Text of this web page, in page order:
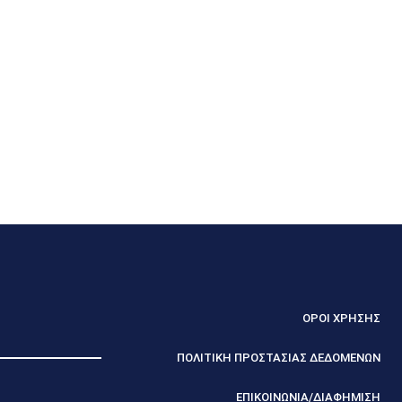
ΟΡΟΙ ΧΡΗΣΗΣ
ΠΟΛΙΤΙΚΗ ΠΡΟΣΤΑΣΙΑΣ ΔΕΔΟΜΕΝΩΝ
ΕΠΙΚΟΙΝΩΝΙΑ/ΔΙΑΦΗΜΙΣΗ